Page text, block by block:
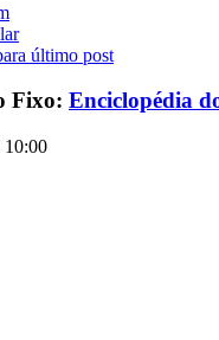
Fixo: Enciclopédia
10:00